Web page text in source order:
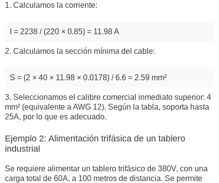
1. Calculamos la corriente:
I = 2238 / (220 × 0.85) = 11.98 A
2. Calculamos la sección mínima del cable:
S = (2 × 40 × 11.98 × 0.0178) / 6.6 = 2.59 mm²
3. Seleccionamos el calibre comercial inmediato superior: 4
mm² (equivalente a AWG 12). Según la tabla, soporta hasta
25A, por lo que es adecuado.
Ejemplo 2: Alimentación trifásica de un tablero
industrial
Se requiere alimentar un tablero trifásico de 380V, con una
carga total de 60A, a 100 metros de distancia. Se permite